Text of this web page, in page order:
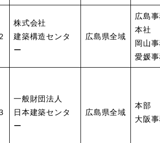
株式会社
建築構造センタ
ー
広島県全域
広島
本社
岡山
愛媛
一般財団法人
日本建築センタ
ー
広島県全域
本部
大阪